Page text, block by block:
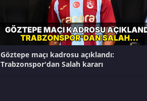
Göztepe maçı kadrosu açıklandı:
Trabzonspor'dan Salah kararı